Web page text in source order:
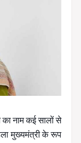
नाम कई सालों से
मुख्यमंत्री के रूप